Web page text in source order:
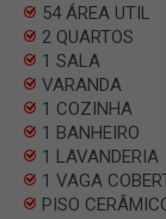
54 ÁREA UTIL
2 QUARTOS
1 SALA
VARANDA
1 COZINHA
1 BANHEIRO
1 LAVANDERIA
1 VAGA
PISO